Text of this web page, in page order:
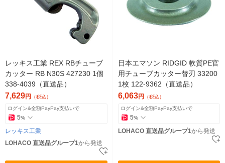
レッキス工業 REX RBチューブ
カッター RB N30S 427230 1個
338-4039（直送品）
7,629円 （税込）
ログイン&全額PayPay支払いで
5%
レッキス工業
LOHACO 直送品グループ1から発送
日本エマソン RIDGID 軟質PE官
用チューブカッター替刃 33200
1枚 122-9362（直送品）
6,063円 （税込）
ログイン&全額PayPay支払いで
5%
LOHACO 直送品グループ1から発送